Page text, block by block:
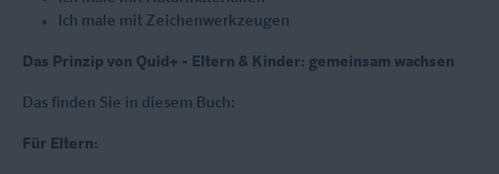
Ich male mit Zeichenwerkzeugen
Das Prinzip von Quid+ - Eltern & Kinder: gemeinsam wachsen
Das finden Sie in diesem Buch:
Für Eltern: